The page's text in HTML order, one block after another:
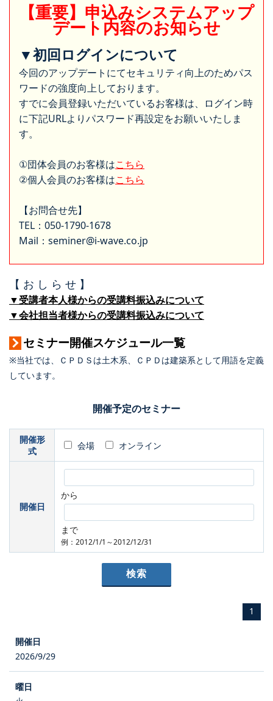
【重要】申込みシステムアップ
デート内容のお知らせ
▼初回ログインについて
今回のアップデートにてセキュリティ向上のためパス
ワードの強度向上しております。
すでに会員登録いただいているお客様は、ログイン時
に下記URLよりパスワード再設定をお願いいたしま
す。
①団体会員のお客様はこちら
②個人会員のお客様はこちら
【お問合せ先】
TEL：050-1790-1678
Mail：seminer@i-wave.co.jp
【 お し ら せ 】
▼受講者本人様からの受講料振込みについて
▼会社担当者様からの受講料振込みについて
セミナー開催スケジュール一覧
※当社では、ＣＰＤＳは土木系、ＣＰＤは建築系として用語を定義
しています。
開催予定のセミナー
開催形
式
会場 オンライン
開催日
から
まで
例：2012/1/1～2012/12/31
1
2026/9/29